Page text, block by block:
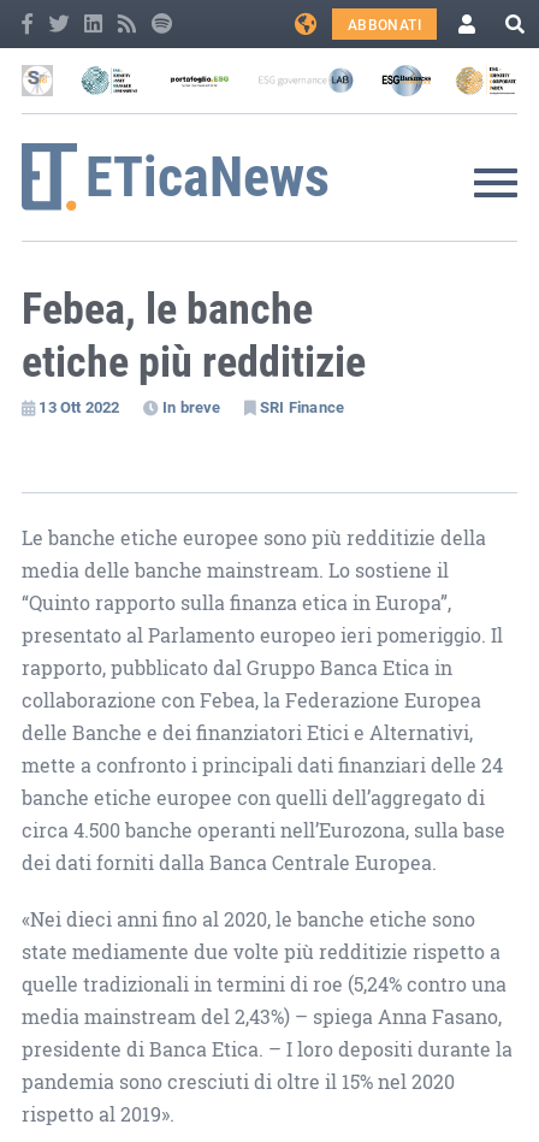
ABBONATI
Febea, le banche
etiche più redditizie
13 Ott 2022 In breve SRI Finance
Le banche etiche europee sono più redditizie della
media delle banche mainstream. Lo sostiene il
“Quinto rapporto sulla finanza etica in Europa”,
presentato al Parlamento europeo ieri pomeriggio. Il
rapporto, pubblicato dal Gruppo Banca Etica in
collaborazione con Febea, la Federazione Europea
delle Banche e dei finanziatori Etici e Alternativi,
mette a confronto i principali dati finanziari delle 24
banche etiche europee con quelli dell’aggregato di
circa 4.500 banche operanti nell’Eurozona, sulla base
dei dati forniti dalla Banca Centrale Europea.
«Nei dieci anni fino al 2020, le banche etiche sono
state mediamente due volte più redditizie rispetto a
quelle tradizionali in termini di roe (5,24% contro una
media mainstream del 2,43%) – spiega Anna Fasano,
presidente di Banca Etica. – I loro depositi durante la
pandemia sono cresciuti di oltre il 15% nel 2020
rispetto al 2019».